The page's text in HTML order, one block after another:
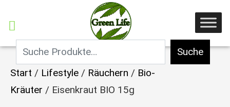
Suche
Start / Lifestyle / Räuchern / Bio-
Kräuter / Eisenkraut BIO 15g